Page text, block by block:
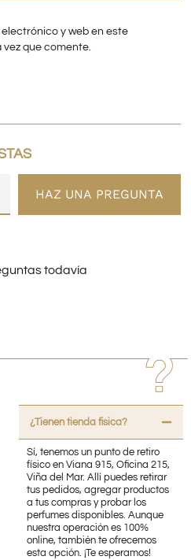
y web en este
vez que comente.
HAZ UNA PREGUNTA
todavía
¿Tienen tienda fisica?
Sí, tenemos un punto de retiro
físico en Viana 915, Oficina 215,
Viña del Mar. Allí puedes retirar
tus pedidos, agregar productos
a tus compras y probar los
perfumes disponibles. Aunque
nuestra operación es 100%
online, también te ofrecemos
esta opción. ¡Te esperamos!